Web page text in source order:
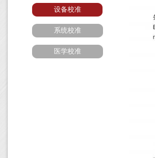
设备校准
系统校准
医学校准